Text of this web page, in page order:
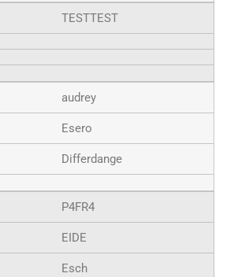
TESTTEST
audrey
Esero
Differdange
P4FR4
EIDE
Esch